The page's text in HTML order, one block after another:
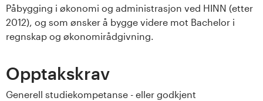
Påbygging i økonomi og administrasjon ved HINN (etter
2012), og som ønsker å bygge videre mot Bachelor i
regnskap og økonomirådgivning.
Opptakskrav
Generell studiekompetanse - eller godkjent